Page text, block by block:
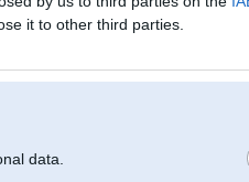
it to other third parties.
data.
ar citiem powera gudrajiem spriež par
tad tur figurē CSL 43.6 pants, kurā tādiem
nemāk googlē atrast Ceļu satiksmes likumu
pārkāpumu, kas fiksēts ar tehniskiem
un to vadītāju valsts reģistrā
no uzskaites, — transportlīdzekļa